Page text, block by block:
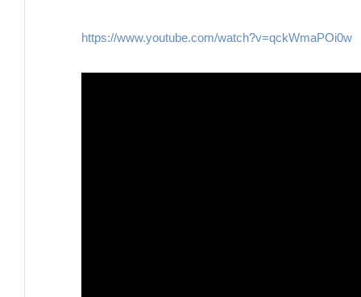
https://www.youtube.com/watch?v=qckWmaPOi0w